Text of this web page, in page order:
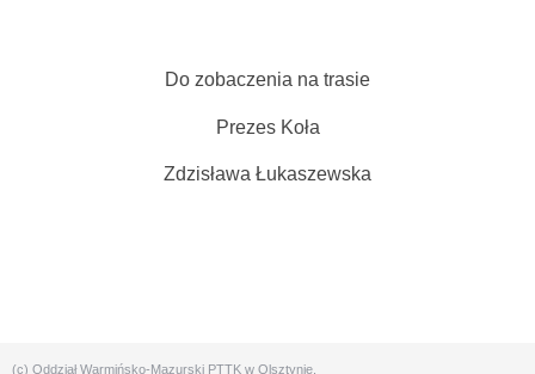
Do zobaczenia na trasie
Prezes Koła
Zdzisława Łukaszewska
(c) Oddział Warmińsko-Mazurski PTTK w Olsztynie.